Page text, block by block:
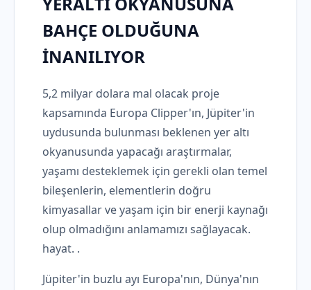
BAHÇE OLDUĞUNA
İNANILIYOR
5,2 milyar dolara mal olacak proje
kapsamında Europa Clipper'ın, Jüpiter'in
uydusunda bulunması beklenen yer altı
okyanusunda yapacağı araştırmalar,
yaşamı desteklemek için gerekli olan temel
bileşenlerin, elementlerin doğru
kimyasallar ve yaşam için bir enerji kaynağı
olup olmadığını anlamamızı sağlayacak.
hayat. .
Jüpiter'in buzlu ayı Europa'nın, Dünya'nın